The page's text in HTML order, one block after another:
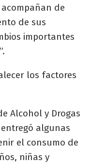
de
de sus
importantes
los factores
Alcohol y Drogas
algunas
el consumo de
niñas y